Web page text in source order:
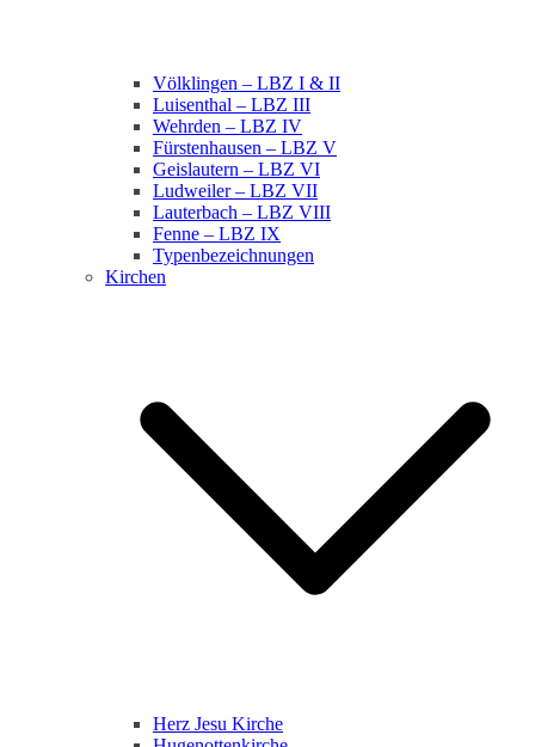
Völklingen – LBZ I & II
Luisenthal – LBZ III
Wehrden – LBZ IV
Fürstenhausen – LBZ V
Geislautern – LBZ VI
Ludweiler – LBZ VII
Lauterbach – LBZ VIII
Fenne – LBZ IX
Typenbezeichnungen
Kirchen
Herz Jesu Kirche